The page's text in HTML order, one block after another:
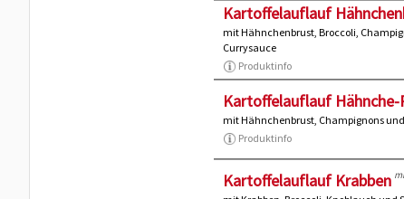
Kartoffelauflauf
mit Hähnchenbrust, Broccoli,
Currysauce
Produktinfo
Kartoffelauflauf Hähnche-
mit Hähnchenbrust, Champignons
Produktinfo
Kartoffelauflauf Krabben